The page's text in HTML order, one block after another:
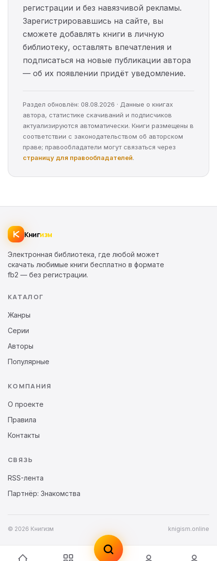
регистрации и без навязчивой рекламы.
Зарегистрировавшись на сайте, вы
сможете добавлять книги в личную
библиотеку, оставлять впечатления и
подписаться на новые публикации автора
— об их появлении придёт уведомление.
Раздел обновлён: 08.08.2026 · Данные о книгах
автора, статистике скачиваний и подписчиков
актуализируются автоматически. Книги размещены в
соответствии с законодательством об авторском
праве; правообладатели могут связаться через
страницу для правообладателей.
Книгизм
Электронная библиотека, где любой может
скачать любимые книги бесплатно в формате
fb2 — без регистрации.
КАТАЛОГ
Жанры
Серии
Авторы
Популярные
КОМПАНИЯ
О проекте
Правила
Контакты
СВЯЗЬ
RSS-лента
Партнёр: Знакомства
© 2026 Книгизм knigism.online